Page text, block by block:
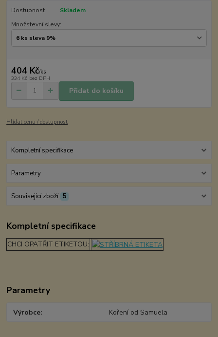
Dostupnost
Skladem
Množstevní slevy:
404 Kč/ks
334 Kč bez DPH
Přidat do košíku
Hlídat cenu / dostupnost
Kompletní specifikace
Parametry
Související zboží 5
Kompletní specifikace
CHCI OPATŘIT ETIKETOU:
Parametry
Výrobce Koření od Samuela